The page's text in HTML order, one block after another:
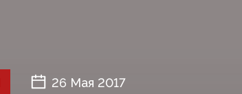
26 Мая 2017